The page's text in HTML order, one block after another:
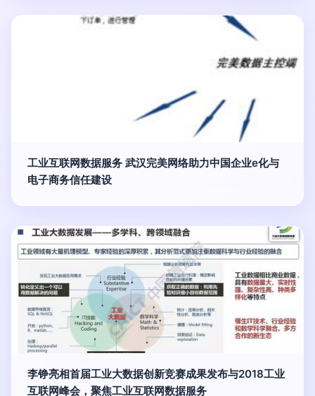
工业互联网数据服务 武汉完美网络助力中国企业e化与
电子商务信任建设
李铮亮相首届工业大数据创新竞赛成果发布与2018工业
互联网峰会，聚焦工业互联网数据服务